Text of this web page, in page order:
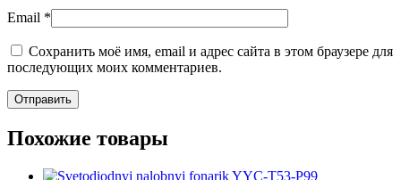
Email *
Сохранить моё имя, email и адрес сайта в этом браузере для
последующих моих комментариев.
Похожие товары